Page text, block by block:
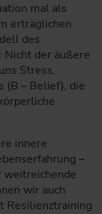
mal als
erträglichen
des
Nicht der äußere
Stress,
(B – Belief), die
innere
–
weitreichende
wir auch
Resilienztraining